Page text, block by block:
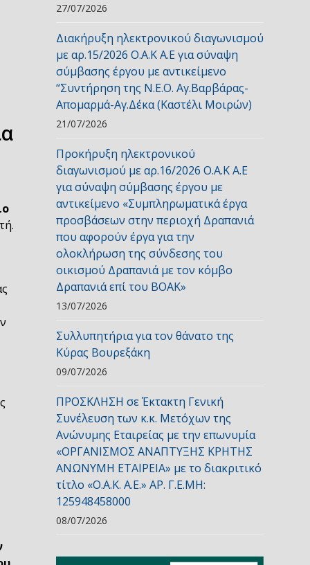
27/07/2026
Διακήρυξη ηλεκτρονικού διαγωνισμού
με αρ.15/2026 Ο.Α.Κ Α.Ε για σύναψη
σύμβασης έργου με αντικείμενο
“Συντήρηση της Ν.Ε.Ο. Αγ.Βαρβάρας-
Απομαρμά-Αγ.Δέκα (Καστέλι Μοιρών)
21/07/2026
Προκήρυξη ηλεκτρονικού
διαγωνισμού με αρ.16/2026 Ο.Α.Κ Α.Ε
για σύναψη σύμβασης έργου με
αντικείμενο «Συμπληρωματικά έργα
προσβάσεων στην περιοχή Δραπανιά
που αφορούν έργα για την
ολοκλήρωση της σύνδεσης του
οικισμού Δραπανιά με τον κόμβο
Δραπανιά επί του ΒΟΑΚ»
13/07/2026
Συλλυπητήρια για τον θάνατο της
Κύρας Βουρεξάκη
09/07/2026
ΠΡΟΣΚΛΗΣΗ σε Έκτακτη Γενική
Συνέλευση των κ.κ. Μετόχων της
Ανώνυμης Εταιρείας με την επωνυμία
«ΟΡΓΑΝΙΣΜΟΣ ΑΝΑΠΤΥΞΗΣ ΚΡΗΤΗΣ
ΑΝΩΝΥΜΗ ΕΤΑΙΡΕΙΑ» με το διακριτικό
τίτλο «Ο.Α.Κ. Α.Ε.» ΑΡ. Γ.Ε.ΜΗ:
125948458000
08/07/2026